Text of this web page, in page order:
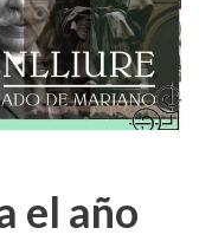
el año